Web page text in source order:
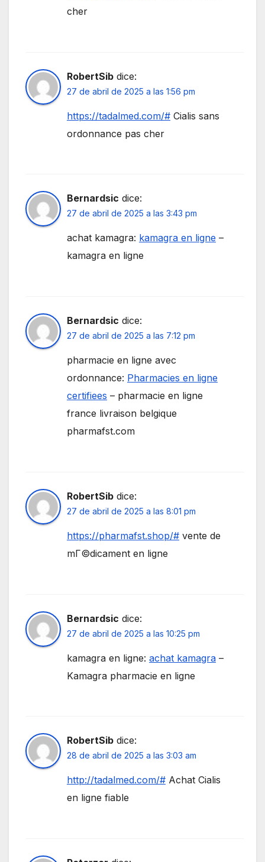
cher
RobertSib dice:
27 de abril de 2025 a las 1:56 pm
https://tadalmed.com/# Cialis sans
ordonnance pas cher
Bernardsic dice:
27 de abril de 2025 a las 3:43 pm
achat kamagra: kamagra en ligne –
kamagra en ligne
Bernardsic dice:
27 de abril de 2025 a las 7:12 pm
pharmacie en ligne avec
ordonnance: Pharmacies en ligne
certifiees – pharmacie en ligne
france livraison belgique
pharmafst.com
RobertSib dice:
27 de abril de 2025 a las 8:01 pm
https://pharmafst.shop/# vente de
mГ©dicament en ligne
Bernardsic dice:
27 de abril de 2025 a las 10:25 pm
kamagra en ligne: achat kamagra –
Kamagra pharmacie en ligne
RobertSib dice:
28 de abril de 2025 a las 3:03 am
http://tadalmed.com/# Achat Cialis
en ligne fiable